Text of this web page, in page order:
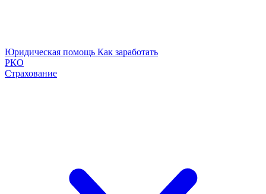
Юридическая помощь Как заработать
РКО
Страхование